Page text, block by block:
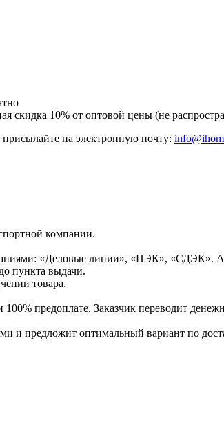
скидка 10% от оптовой цены (не
на электронную почту:
компании.
«Деловые линии», «ПЭК», «СДЭК». А
пункта выдачи.
товара.
предоплате. Заказчик переводит
и предложит оптимальный вариант по